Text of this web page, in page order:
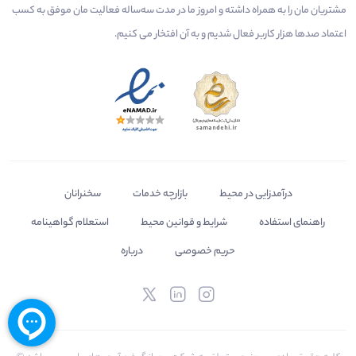
مشتریان مان را به همراه داشته و امروز ما در مدت سه‌ساله فعالیت مان موفق به کسب
اعتماد صدها هزار کاربر فعال شدیم و به آن افتخار می‌ کنیم.
درآمدزایی در محیط بازارچه خدمات
سخنرانان
راهنمای استفاده
شرایط و قوانین محیط
استعلام گواهینامه
حریم خصوصی
درباره